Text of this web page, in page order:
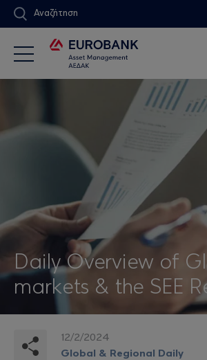
Αναζήτηση
Daily Overview of
markets & the SEE
12/2/2024
Global & Regional Daily